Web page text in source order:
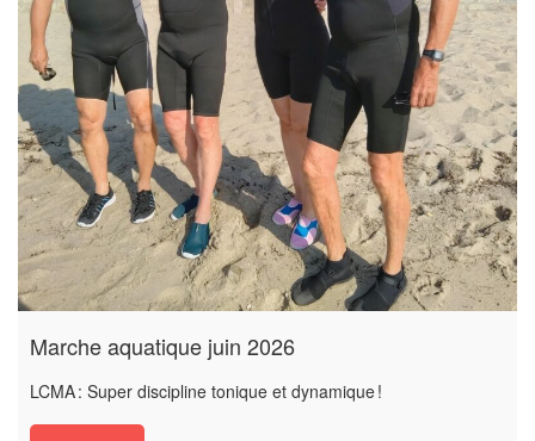
Marche aquatique juin 2026
LCMA : Super discipline tonique et dynamique !